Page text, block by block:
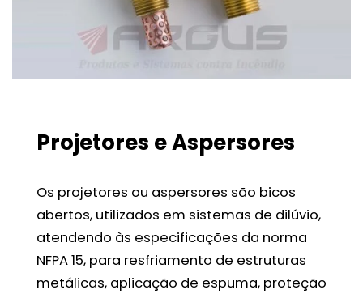
Projetores e Aspersores
Os projetores ou aspersores são bicos
abertos, utilizados em sistemas de dilúvio,
atendendo às especificações da norma
NFPA 15, para resfriamento de estruturas
metálicas, aplicação de espuma, proteção